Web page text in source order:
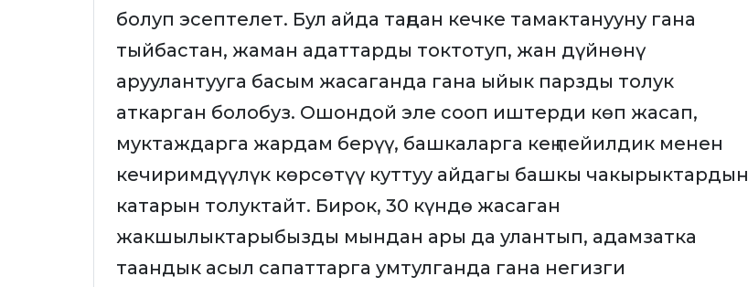
болуп эсептелет. Бул айда таңдан кечке тамактанууну гана
тыйбастан, жаман адаттарды токтотуп, жан дүйнөнү
аруулантууга басым жасаганда гана ыйык парзды толук
аткарган болобуз. Ошондой эле сооп иштерди көп жасап,
муктаждарга жардам берүү, башкаларга кең пейилдик менен
кечиримдүүлүк көрсөтүү куттуу айдагы башкы чакырыктардын
катарын толуктайт. Бирок, 30 күндө жасаган
жакшылыктарыбызды мындан ары да улантып, адамзатка
таандык асыл сапаттарга умтулганда гана негизги